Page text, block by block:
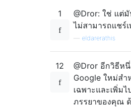
1
@Dror: ใช่ แต่
ไม่สามารถแชร์
eldarerathis
12
@Dror อีกวิธีห
Google ใหม่สำ
เฉพาะและเพิ่ม
ภรรยาของคุณ